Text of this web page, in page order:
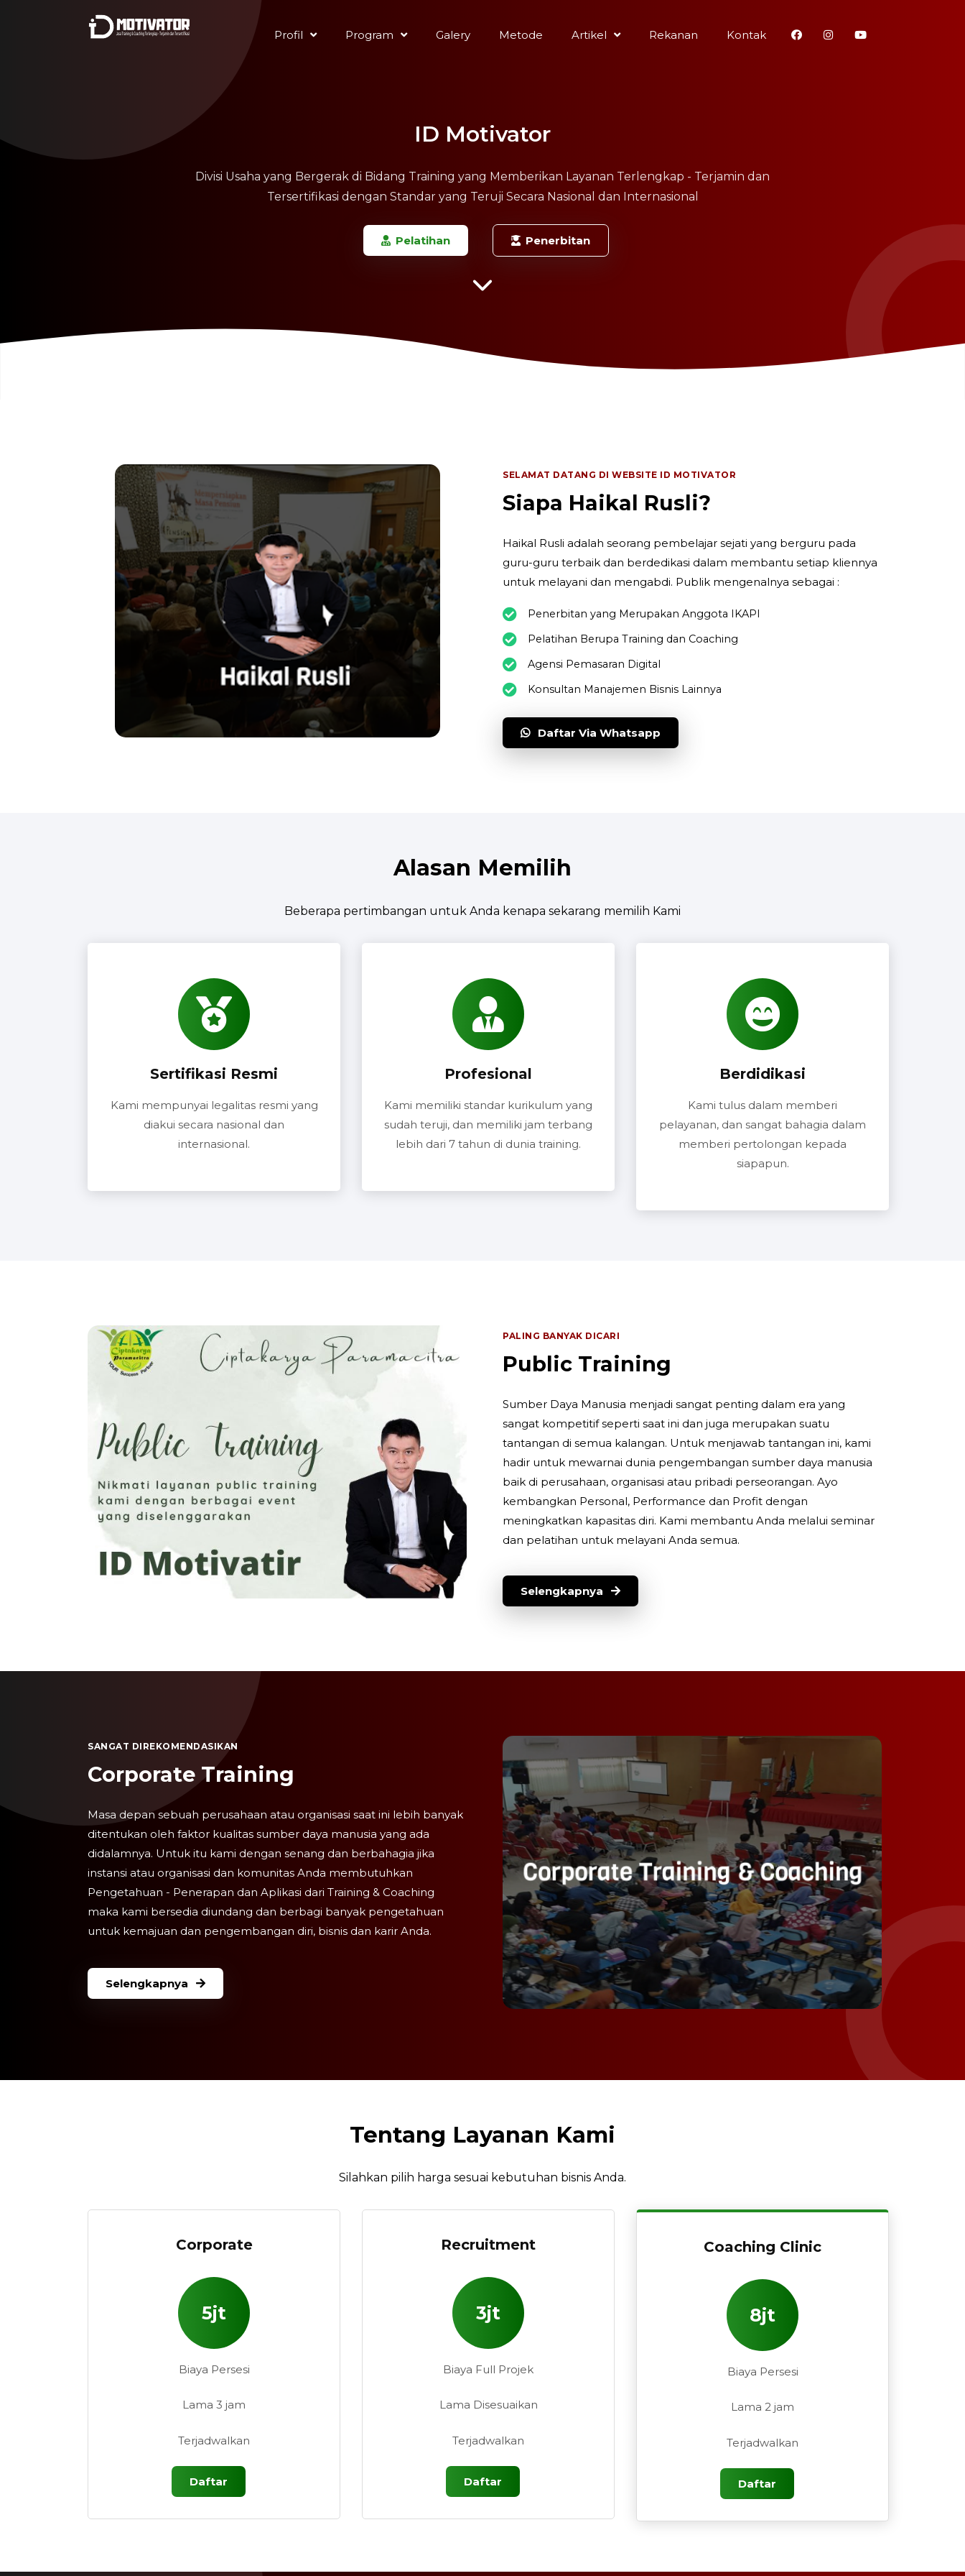
Profil Program Galery Metode Artikel Rekanan Kontak
ID Motivator
Divisi Usaha yang Bergerak di Bidang Training yang Memberikan Layanan Terlengkap - Terjamin dan
Tersertifikasi dengan Standar yang Teruji Secara Nasional dan Internasional
Pelatihan Penerbitan
SELAMAT DATANG DI WEBSITE ID MOTIVATOR
Siapa Haikal Rusli?
Haikal Rusli adalah seorang pembelajar sejati yang berguru pada
guru-guru terbaik dan berdedikasi dalam membantu setiap kliennya
untuk melayani dan mengabdi. Publik mengenalnya sebagai :
Penerbitan yang Merupakan Anggota IKAPI
Pelatihan Berupa Training dan Coaching
Agensi Pemasaran Digital
Konsultan Manajemen Bisnis Lainnya
Daftar Via Whatsapp
Alasan Memilih
Beberapa pertimbangan untuk Anda kenapa sekarang memilih Kami
Sertifikasi Resmi
Kami mempunyai legalitas resmi yang
diakui secara nasional dan
internasional.
Profesional
Kami memiliki standar kurikulum yang
sudah teruji, dan memiliki jam terbang
lebih dari 7 tahun di dunia training.
Berdidikasi
Kami tulus dalam memberi
pelayanan, dan sangat bahagia dalam
memberi pertolongan kepada
siapapun.
PALING BANYAK DICARI
Public Training
Sumber Daya Manusia menjadi sangat penting dalam era yang
sangat kompetitif seperti saat ini dan juga merupakan suatu
tantangan di semua kalangan. Untuk menjawab tantangan ini, kami
hadir untuk mewarnai dunia pengembangan sumber daya manusia
baik di perusahaan, organisasi atau pribadi perseorangan. Ayo
kembangkan Personal, Performance dan Profit dengan
meningkatkan kapasitas diri. Kami membantu Anda melalui seminar
dan pelatihan untuk melayani Anda semua.
Selengkapnya
SANGAT DIREKOMENDASIKAN
Corporate Training
Masa depan sebuah perusahaan atau organisasi saat ini lebih banyak
ditentukan oleh faktor kualitas sumber daya manusia yang ada
didalamnya. Untuk itu kami dengan senang dan berbahagia jika
instansi atau organisasi dan komunitas Anda membutuhkan
Pengetahuan - Penerapan dan Aplikasi dari Training & Coaching
maka kami bersedia diundang dan berbagi banyak pengetahuan
untuk kemajuan dan pengembangan diri, bisnis dan karir Anda.
Selengkapnya
Tentang Layanan Kami
Silahkan pilih harga sesuai kebutuhan bisnis Anda.
Corporate
5jt
Biaya Persesi
Lama 3 jam
Terjadwalkan
Daftar
Recruitment
3jt
Biaya Full Projek
Lama Disesuaikan
Terjadwalkan
Daftar
Coaching Clinic
8jt
Biaya Persesi
Lama 2 jam
Terjadwalkan
Daftar